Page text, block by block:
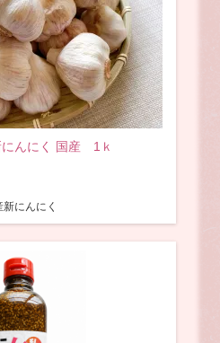
んにく 国産 1ｋ
にんにく